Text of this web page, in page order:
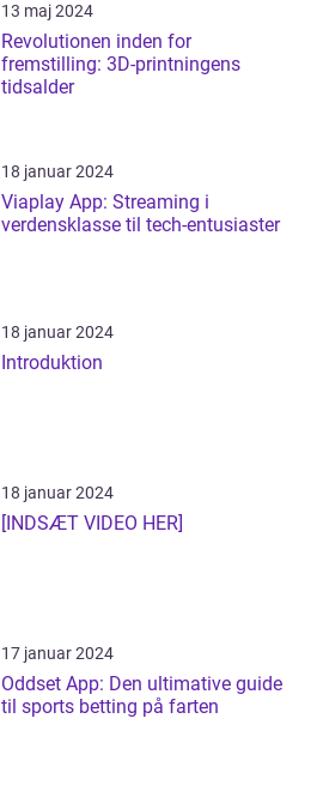
13 maj 2024
Revolutionen inden for
fremstilling: 3D-printningens
tidsalder
18 januar 2024
Viaplay App: Streaming i
verdensklasse til tech-entusiaster
18 januar 2024
Introduktion
18 januar 2024
[INDSÆT VIDEO HER]
17 januar 2024
Oddset App: Den ultimative guide
til sports betting på farten